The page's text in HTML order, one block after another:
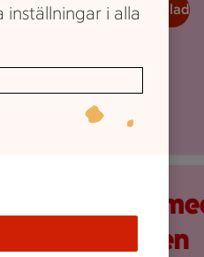
Veckans reklamblad
Mobilskärm visar
Håll koll
ICA-appen
i alla